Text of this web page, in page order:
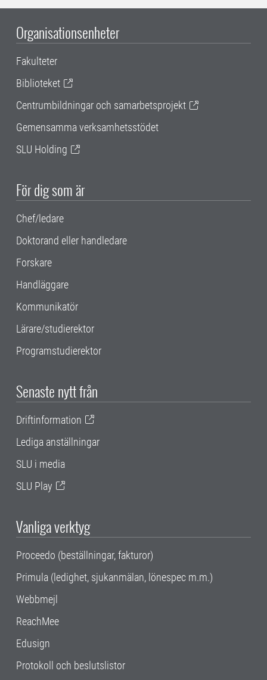
Organisationsenheter
Fakulteter
Biblioteket
Centrumbildningar och samarbetsprojekt
Gemensamma verksamhetsstödet
SLU Holding
För dig som är
Chef/ledare
Doktorand eller handledare
Forskare
Handläggare
Kommunikatör
Lärare/studierektor
Programstudierektor
Senaste nytt från
Driftinformation
Lediga anställningar
SLU i media
SLU Play
Vanliga verktyg
Proceedo (beställningar, fakturor)
Primula (ledighet, sjukanmälan, lönespec m.m.)
Webbmejl
ReachMee
Edusign
Protokoll och beslutslistor